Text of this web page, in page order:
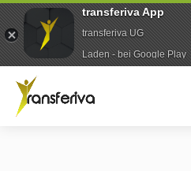
transferiva App
transferiva UG
Laden - bei Google Play